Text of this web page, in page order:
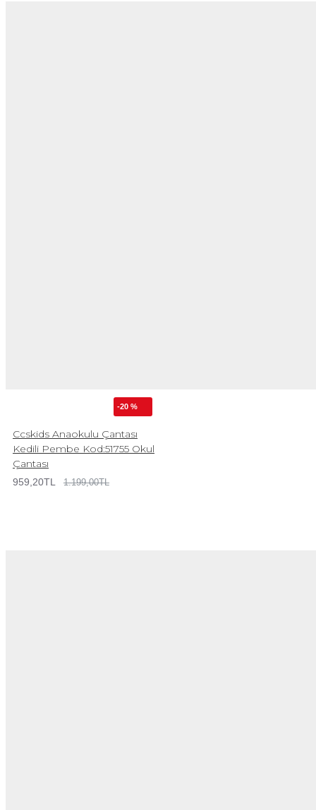
-20 %
Ccskids Anaokulu Çantası
Kedili Pembe Kod:51755 Okul
Çantası
959,20TL 1.199,00TL